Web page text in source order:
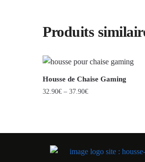
Produits
Housse de Chaise Gaming
32.90€ –37.90€